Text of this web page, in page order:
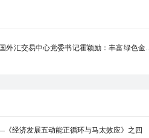
外汇交易中心党委书记霍颖励：丰富绿色金融
经济发展五动能正循环与马太效应》之四